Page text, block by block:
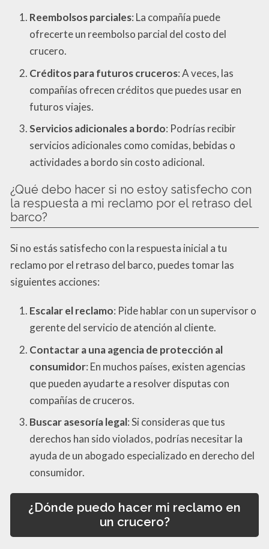
Reembolsos parciales: La compañía puede
ofrecerte un reembolso parcial del costo del
crucero.
Créditos para futuros cruceros: A veces, las
compañías ofrecen créditos que puedes usar en
futuros viajes.
Servicios adicionales a bordo: Podrías recibir
servicios adicionales como comidas, bebidas o
actividades a bordo sin costo adicional.
¿Qué debo hacer si no estoy satisfecho con
la respuesta a mi reclamo por el retraso del
barco?
Si no estás satisfecho con la respuesta inicial a tu
reclamo por el retraso del barco, puedes tomar las
siguientes acciones:
Escalar el reclamo: Pide hablar con un supervisor o
gerente del servicio de atención al cliente.
Contactar a una agencia de protección al
consumidor: En muchos países, existen agencias
que pueden ayudarte a resolver disputas con
compañías de cruceros.
Buscar asesoría legal: Si consideras que tus
derechos han sido violados, podrías necesitar la
ayuda de un abogado especializado en derecho del
consumidor.
¿Dónde puedo hacer mi reclamo en
un crucero?